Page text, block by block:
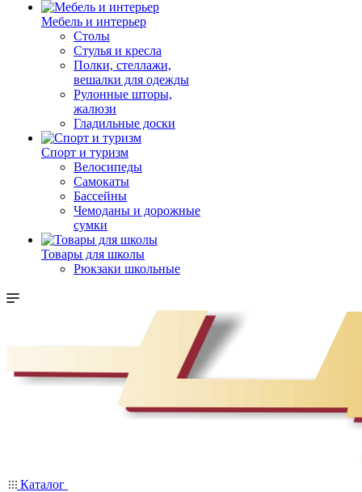
Мебель и интерьер
Столы
Стулья и кресла
Полки, стеллажи,
вешалки для одежды
Рулонные шторы,
жалюзи
Гладильные доски
Спорт и туризм
Велосипеды
Самокаты
Бассейны
Чемоданы и дорожные
сумки
Товары для школы
Рюкзаки школьные
Каталог